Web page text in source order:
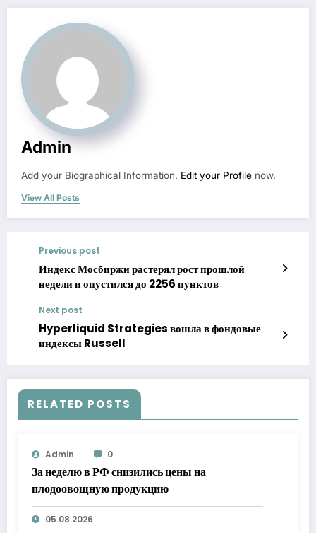
Admin
Add your Biographical Information. Edit your Profile now.
View All Posts
Previous post
Индекс Мосбиржи растерял рост прошлой
недели и опустился до 2256 пунктов
Next post
Hyperliquid Strategies вошла в фондовые
индексы Russell
RELATED POSTS
Admin 0
За неделю в РФ снизились цены на
плодоовощную продукцию
05.08.2026